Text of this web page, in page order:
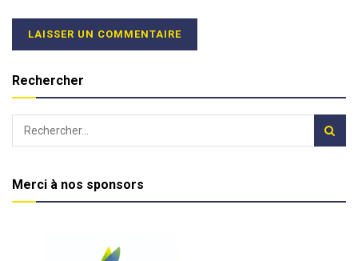
Rechercher
Merci à nos sponsors